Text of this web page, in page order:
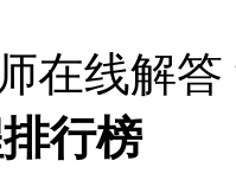
在线解答
行榜